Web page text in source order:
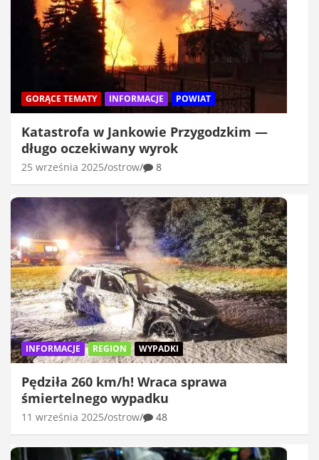
GORĄCE TEMATY INFORMACJE POWIAT
Katastrofa w Jankowie Przygodzkim —
długo oczekiwany wyrok
25 września 2025 ostrow 8
INFORMACJE REGION WYPADKI
Pędziła 260 km/h! Wraca sprawa
śmiertelnego wypadku
11 września 2025 ostrow 48